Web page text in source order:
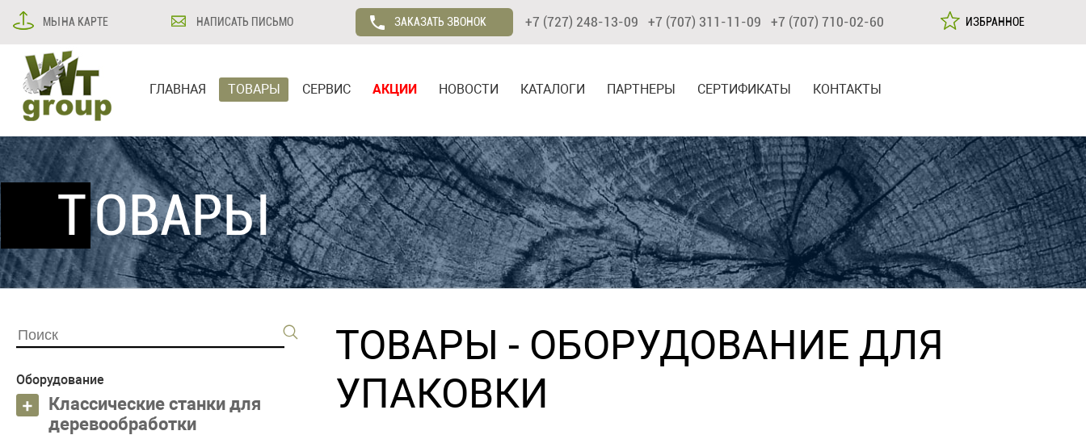
МЫ НА КАРТЕ НАПИСАТЬ ПИСЬМО ЗАКАЗАТЬ ЗВОНОК +7 (727) 248-13-09 +7 (707) 311-11-09 +7 (707) 710-02-60 ИЗБРАННОЕ
ГЛАВНАЯ ТОВАРЫ СЕРВИС АКЦИИ НОВОСТИ КАТАЛОГИ ПАРТНЕРЫ СЕРТИФИКАТЫ КОНТАКТЫ
ТОВАРЫ
Оборудование
Классические станки для
деревообработки
ТОВАРЫ - ОБОРУДОВАНИЕ ДЛЯ
УПАКОВКИ